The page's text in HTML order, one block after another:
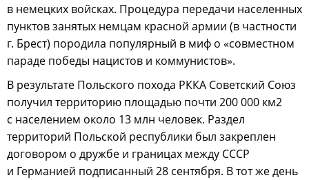
в немецких войсках. Процедура передачи населенных
пунктов занятых немцам красной армии (в частности
г. Брест) породила популярный в миф о «совместном
параде победы нацистов и коммунистов».
В результате Польского похода РККА Советский Союз
получил территорию площадью почти 200 000 км2
с населением около 13 млн человек. Раздел
территорий Польской республики был закреплен
договором о дружбе и границах между СССР
и Германией подписанный 28 сентября. В тот же день